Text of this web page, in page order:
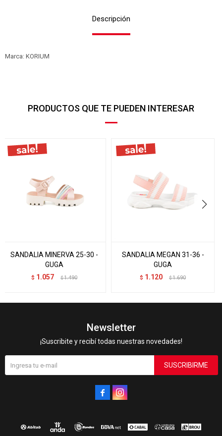
Descripción
Marca: KORIUM
PRODUCTOS QUE TE PUEDEN INTERESAR
SANDALIA MINERVA 25-30 -
GUGA
$ 1.057 $ 1.490
SANDALIA MEGAN 31-36 -
GUGA
$ 1.120 $ 1.690
Newsletter
¡Suscribite y recibí todas nuestras novedades!
SUSCRIBIRME
 